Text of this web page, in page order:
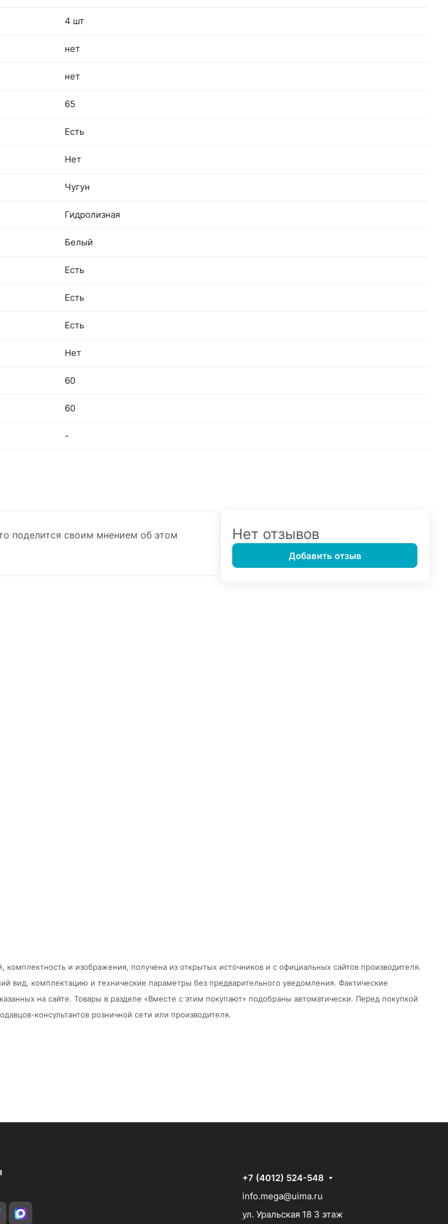
4 шт
нет
нет
65
Есть
Нет
Чугун
Гидролизная
Белый
Есть
Есть
Есть
Нет
60
60
-
поделится своим мнением об этом
Нет отзывов
Добавить отзыв
и изображения, получена из открытых источников и с официальных сайтов производителя.
вид, комплектацию и технические параметры без предварительного уведомления. Фактические
на сайте. Товары в разделе «Вместе с этим покупают» подобраны автоматически. Перед покупкой
консультантов розничной сети или производителя.
+7 (4012) 524-548
info.mega@uima.ru
ул. Уральская 18 3 этаж